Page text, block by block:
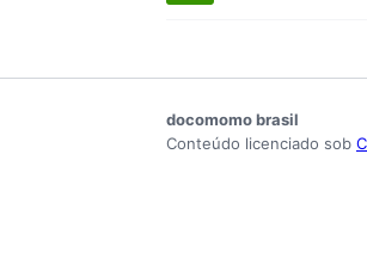
docomomo brasil
Conteúdo licenciado sob